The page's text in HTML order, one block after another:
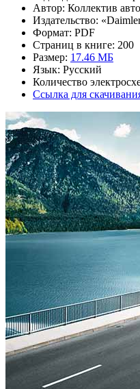
Автор: Коллектив
Издательство:
Формат: PDF
Страниц в книге: 200
Размер: 17.46 МБ
Язык: Русский
Количество
Ссылка для